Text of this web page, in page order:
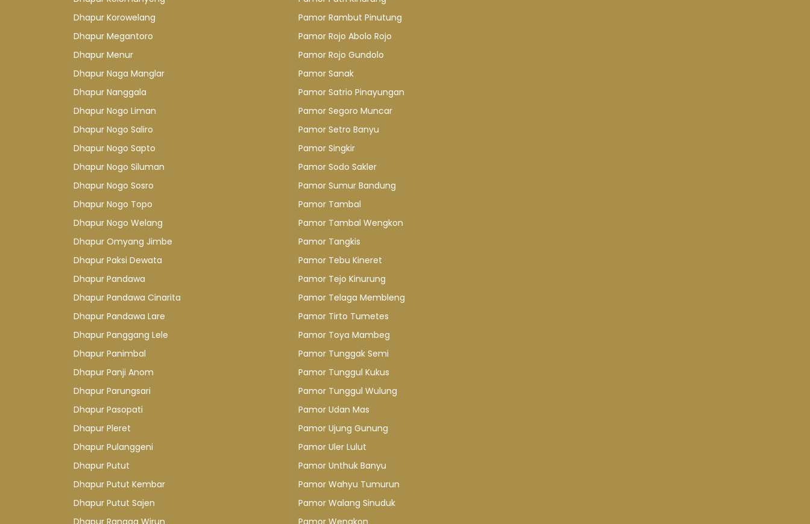
Dhapur Korowelang
Dhapur Megantoro
Dhapur Menur
Dhapur Naga Manglar
Dhapur Nanggala
Dhapur Nogo Liman
Dhapur Nogo Saliro
Dhapur Nogo Sapto
Dhapur Nogo Siluman
Dhapur Nogo Sosro
Dhapur Nogo Topo
Dhapur Nogo Welang
Dhapur Omyang Jimbe
Dhapur Paksi Dewata
Dhapur Pandawa
Dhapur Pandawa Cinarita
Dhapur Pandawa Lare
Dhapur Panggang Lele
Dhapur Panimbal
Dhapur Panji Anom
Dhapur Parungsari
Dhapur Pasopati
Dhapur Pleret
Dhapur Pulanggeni
Dhapur Putut
Dhapur Putut Kembar
Dhapur Putut Sajen
Dhapur Rangga Wirun
Pamor Rambut Pinutung
Pamor Rojo Abolo Rojo
Pamor Rojo Gundolo
Pamor Sanak
Pamor Satrio Pinayungan
Pamor Segoro Muncar
Pamor Setro Banyu
Pamor Singkir
Pamor Sodo Sakler
Pamor Sumur Bandung
Pamor Tambal
Pamor Tambal Wengkon
Pamor Tangkis
Pamor Tebu Kineret
Pamor Tejo Kinurung
Pamor Telaga Membleng
Pamor Tirto Tumetes
Pamor Toya Mambeg
Pamor Tunggak Semi
Pamor Tunggul Kukus
Pamor Tunggul Wulung
Pamor Udan Mas
Pamor Ujung Gunung
Pamor Uler Lulut
Pamor Unthuk Banyu
Pamor Wahyu Tumurun
Pamor Walang Sinuduk
Pamor Wengkon